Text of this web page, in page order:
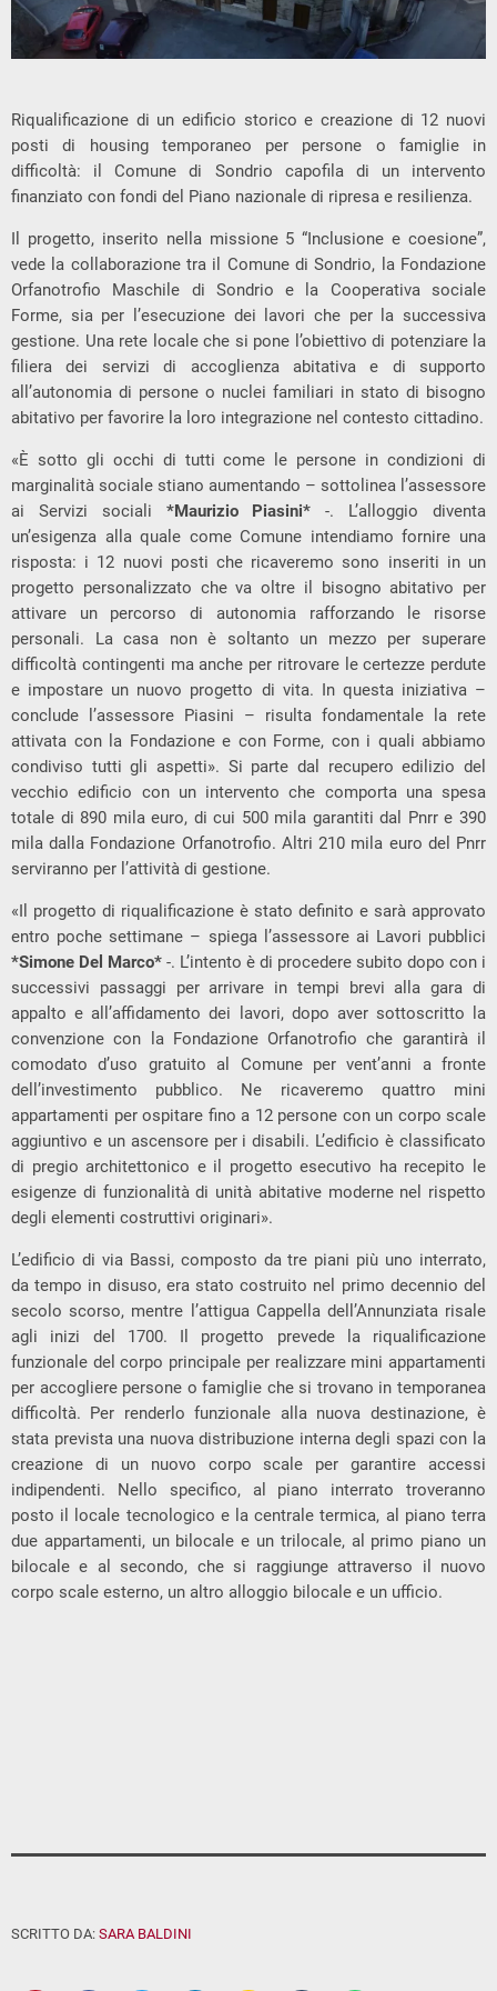
Riqualificazione di un edificio storico e creazione di 12 nuovi
posti di housing temporaneo per persone o famiglie in
difficoltà: il Comune di Sondrio capofila di un intervento
finanziato con fondi del Piano nazionale di ripresa e resilienza.
Il progetto, inserito nella missione 5 “Inclusione e coesione”,
vede la collaborazione tra il Comune di Sondrio, la Fondazione
Orfanotrofio Maschile di Sondrio e la Cooperativa sociale
Forme, sia per l’esecuzione dei lavori che per la successiva
gestione. Una rete locale che si pone l’obiettivo di potenziare la
filiera dei servizi di accoglienza abitativa e di supporto
all’autonomia di persone o nuclei familiari in stato di bisogno
abitativo per favorire la loro integrazione nel contesto cittadino.
«È sotto gli occhi di tutti come le persone in condizioni di
marginalità sociale stiano aumentando – sottolinea l’assessore
ai Servizi sociali *Maurizio Piasini* -. L’alloggio diventa
un’esigenza alla quale come Comune intendiamo fornire una
risposta: i 12 nuovi posti che ricaveremo sono inseriti in un
progetto personalizzato che va oltre il bisogno abitativo per
attivare un percorso di autonomia rafforzando le risorse
personali. La casa non è soltanto un mezzo per superare
difficoltà contingenti ma anche per ritrovare le certezze perdute
e impostare un nuovo progetto di vita. In questa iniziativa –
conclude l’assessore Piasini – risulta fondamentale la rete
attivata con la Fondazione e con Forme, con i quali abbiamo
condiviso tutti gli aspetti». Si parte dal recupero edilizio del
vecchio edificio con un intervento che comporta una spesa
totale di 890 mila euro, di cui 500 mila garantiti dal Pnrr e 390
mila dalla Fondazione Orfanotrofio. Altri 210 mila euro del Pnrr
serviranno per l’attività di gestione.
«Il progetto di riqualificazione è stato definito e sarà approvato
entro poche settimane – spiega l’assessore ai Lavori pubblici
*Simone Del Marco* -. L’intento è di procedere subito dopo con i
successivi passaggi per arrivare in tempi brevi alla gara di
appalto e all’affidamento dei lavori, dopo aver sottoscritto la
convenzione con la Fondazione Orfanotrofio che garantirà il
comodato d’uso gratuito al Comune per vent’anni a fronte
dell’investimento pubblico. Ne ricaveremo quattro mini
appartamenti per ospitare fino a 12 persone con un corpo scale
aggiuntivo e un ascensore per i disabili. L’edificio è classificato
di pregio architettonico e il progetto esecutivo ha recepito le
esigenze di funzionalità di unità abitative moderne nel rispetto
degli elementi costruttivi originari».
L’edificio di via Bassi, composto da tre piani più uno interrato,
da tempo in disuso, era stato costruito nel primo decennio del
secolo scorso, mentre l’attigua Cappella dell’Annunziata risale
agli inizi del 1700. Il progetto prevede la riqualificazione
funzionale del corpo principale per realizzare mini appartamenti
per accogliere persone o famiglie che si trovano in temporanea
difficoltà. Per renderlo funzionale alla nuova destinazione, è
stata prevista una nuova distribuzione interna degli spazi con la
creazione di un nuovo corpo scale per garantire accessi
indipendenti. Nello specifico, al piano interrato troveranno
posto il locale tecnologico e la centrale termica, al piano terra
due appartamenti, un bilocale e un trilocale, al primo piano un
bilocale e al secondo, che si raggiunge attraverso il nuovo
corpo scale esterno, un altro alloggio bilocale e un ufficio.
SCRITTO DA: SARA BALDINI